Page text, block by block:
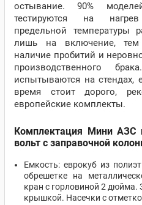
остывание. 90%
тестируются на
предельной температуры
лишь на включение,
наличие пробитий и
производственного
испытываются на стендах,
время стоит дорого,
европейские комплекты.
Комплектация Мини АЗС
вольт с заправочной
Емкость: еврокуб из
обрешетке на
кран с горловиной 2 дюйма.
крышкой. Насечки с